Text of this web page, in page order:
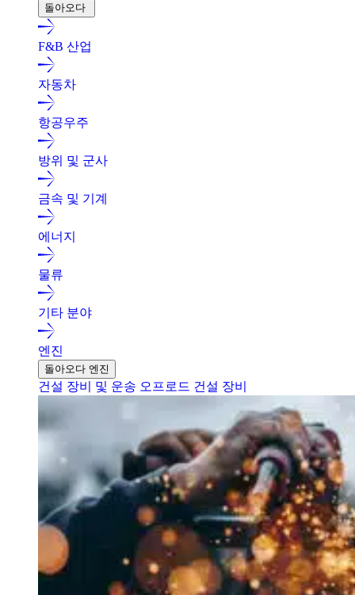
돌아오다
F&B 산업
자동차
항공우주
방위 및 군사
금속 및 기계
에너지
물류
기타 분야
엔진
돌아오다 엔진
건설 장비 및 운송 오프로드 건설 장비